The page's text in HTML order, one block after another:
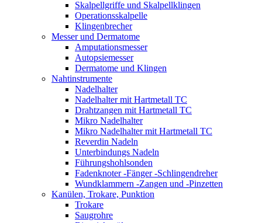
Skalpellgriffe und Skalpellklingen
Operationsskalpelle
Klingenbrecher
Messer und Dermatome
Amputationsmesser
Autopsiemesser
Dermatome und Klingen
Nahtinstrumente
Nadelhalter
Nadelhalter mit Hartmetall TC
Drahtzangen mit Hartmetall TC
Mikro Nadelhalter
Mikro Nadelhalter mit Hartmetall TC
Reverdin Nadeln
Unterbindungs Nadeln
Führungshohlsonden
Fadenknoter -Fänger -Schlingendreher
Wundklammern -Zangen und -Pinzetten
Kanülen, Trokare, Punktion
Trokare
Saugrohre